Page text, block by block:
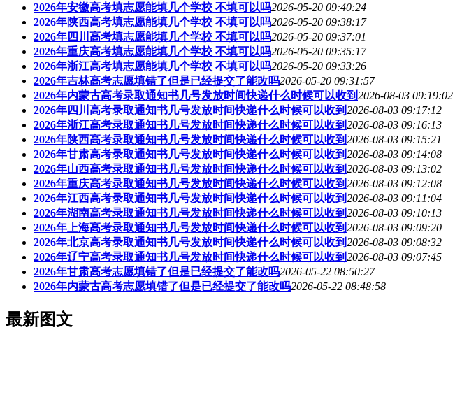
2026年安徽高考填志愿能填几个学校 不填可以吗2026-05-20 09:40:24
2026年陕西高考填志愿能填几个学校 不填可以吗2026-05-20 09:38:17
2026年四川高考填志愿能填几个学校 不填可以吗2026-05-20 09:37:01
2026年重庆高考填志愿能填几个学校 不填可以吗2026-05-20 09:35:17
2026年浙江高考填志愿能填几个学校 不填可以吗2026-05-20 09:33:26
2026年吉林高考志愿填错了但是已经提交了能改吗2026-05-20 09:31:57
2026年内蒙古高考录取通知书几号发放时间快递什么时候可以收到2026-08-03 09:19:02
2026年四川高考录取通知书几号发放时间快递什么时候可以收到2026-08-03 09:17:12
2026年浙江高考录取通知书几号发放时间快递什么时候可以收到2026-08-03 09:16:13
2026年陕西高考录取通知书几号发放时间快递什么时候可以收到2026-08-03 09:15:21
2026年甘肃高考录取通知书几号发放时间快递什么时候可以收到2026-08-03 09:14:08
2026年山西高考录取通知书几号发放时间快递什么时候可以收到2026-08-03 09:13:02
2026年重庆高考录取通知书几号发放时间快递什么时候可以收到2026-08-03 09:12:08
2026年江西高考录取通知书几号发放时间快递什么时候可以收到2026-08-03 09:11:04
2026年湖南高考录取通知书几号发放时间快递什么时候可以收到2026-08-03 09:10:13
2026年上海高考录取通知书几号发放时间快递什么时候可以收到2026-08-03 09:09:20
2026年北京高考录取通知书几号发放时间快递什么时候可以收到2026-08-03 09:08:32
2026年辽宁高考录取通知书几号发放时间快递什么时候可以收到2026-08-03 09:07:45
2026年甘肃高考志愿填错了但是已经提交了能改吗2026-05-22 08:50:27
2026年内蒙古高考志愿填错了但是已经提交了能改吗2026-05-22 08:48:58
最新图文